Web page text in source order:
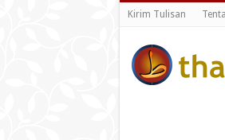
Kirim Tulisan